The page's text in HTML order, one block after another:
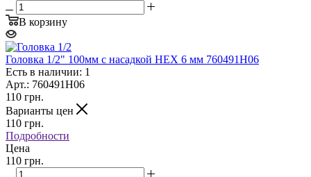
В корзину
Головка 1/2" 100мм с насадкой HEX 6 мм 760491H06
Есть в наличии: 1
Арт.: 760491H06
110 грн.
Варианты цен
110 грн.
Подробности
Цена
110 грн.